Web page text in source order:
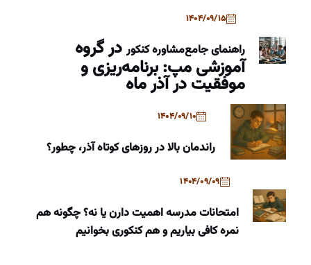
1404/09/15
راهنمای جامعمشاوره کنکوردر گروه
آموزشی مپ: برنامه‌ریزی و
موفقیت در آذر ماه
1404/09/10
راندمان بالا در روزهای کوتاه آذر، چطور؟
1404/09/09
امتحانات مدرسه اهمیت دارن یا نه؟ چگونه هم
نمره کافی بیاریم و هم کنکوری بخوانیم